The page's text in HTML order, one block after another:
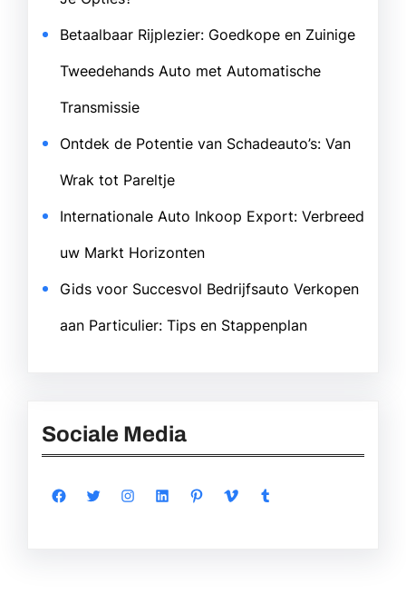
Betaalbaar Rijplezier: Goedkope en Zuinige
Tweedehands Auto met Automatische
Transmissie
Ontdek de Potentie van Schadeauto’s: Van
Wrak tot Pareltje
Internationale Auto Inkoop Export: Verbreed
uw Markt Horizonten
Gids voor Succesvol Bedrijfsauto Verkopen
aan Particulier: Tips en Stappenplan
Sociale Media
Facebook Twitter Instagram LinkedIn Pinterest Vimeo Tumblr